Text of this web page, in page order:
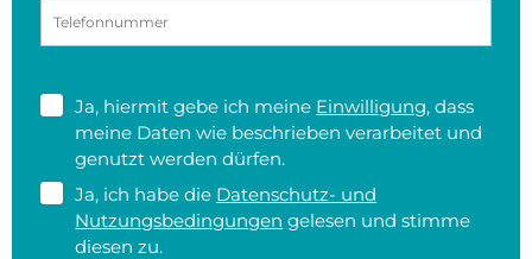
Ja, hiermit gebe ich meine Einwilligung, dass
meine Daten wie beschrieben verarbeitet und
genutzt werden dürfen.
Ja, ich habe die Datenschutz- und
Nutzungsbedingungen gelesen und stimme
diesen zu.